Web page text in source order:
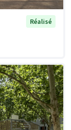
Réalisé